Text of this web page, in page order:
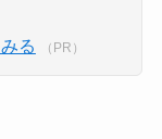
る （PR）